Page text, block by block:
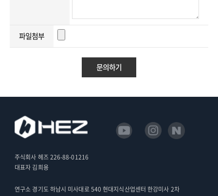
파일첨부
문의하기
주식회사 헤즈 226-88-01216
대표자 김희용
연구소 경기도 하남시 미사대로 540 현대지식산업센터 한강미사 2차